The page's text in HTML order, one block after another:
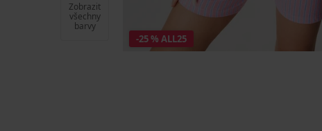
Zobrazit
všechny
barvy
-25 % ALL25